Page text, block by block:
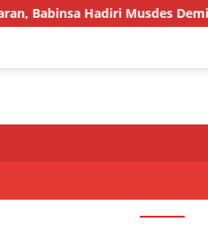
Musdes Demi Terwujudnya